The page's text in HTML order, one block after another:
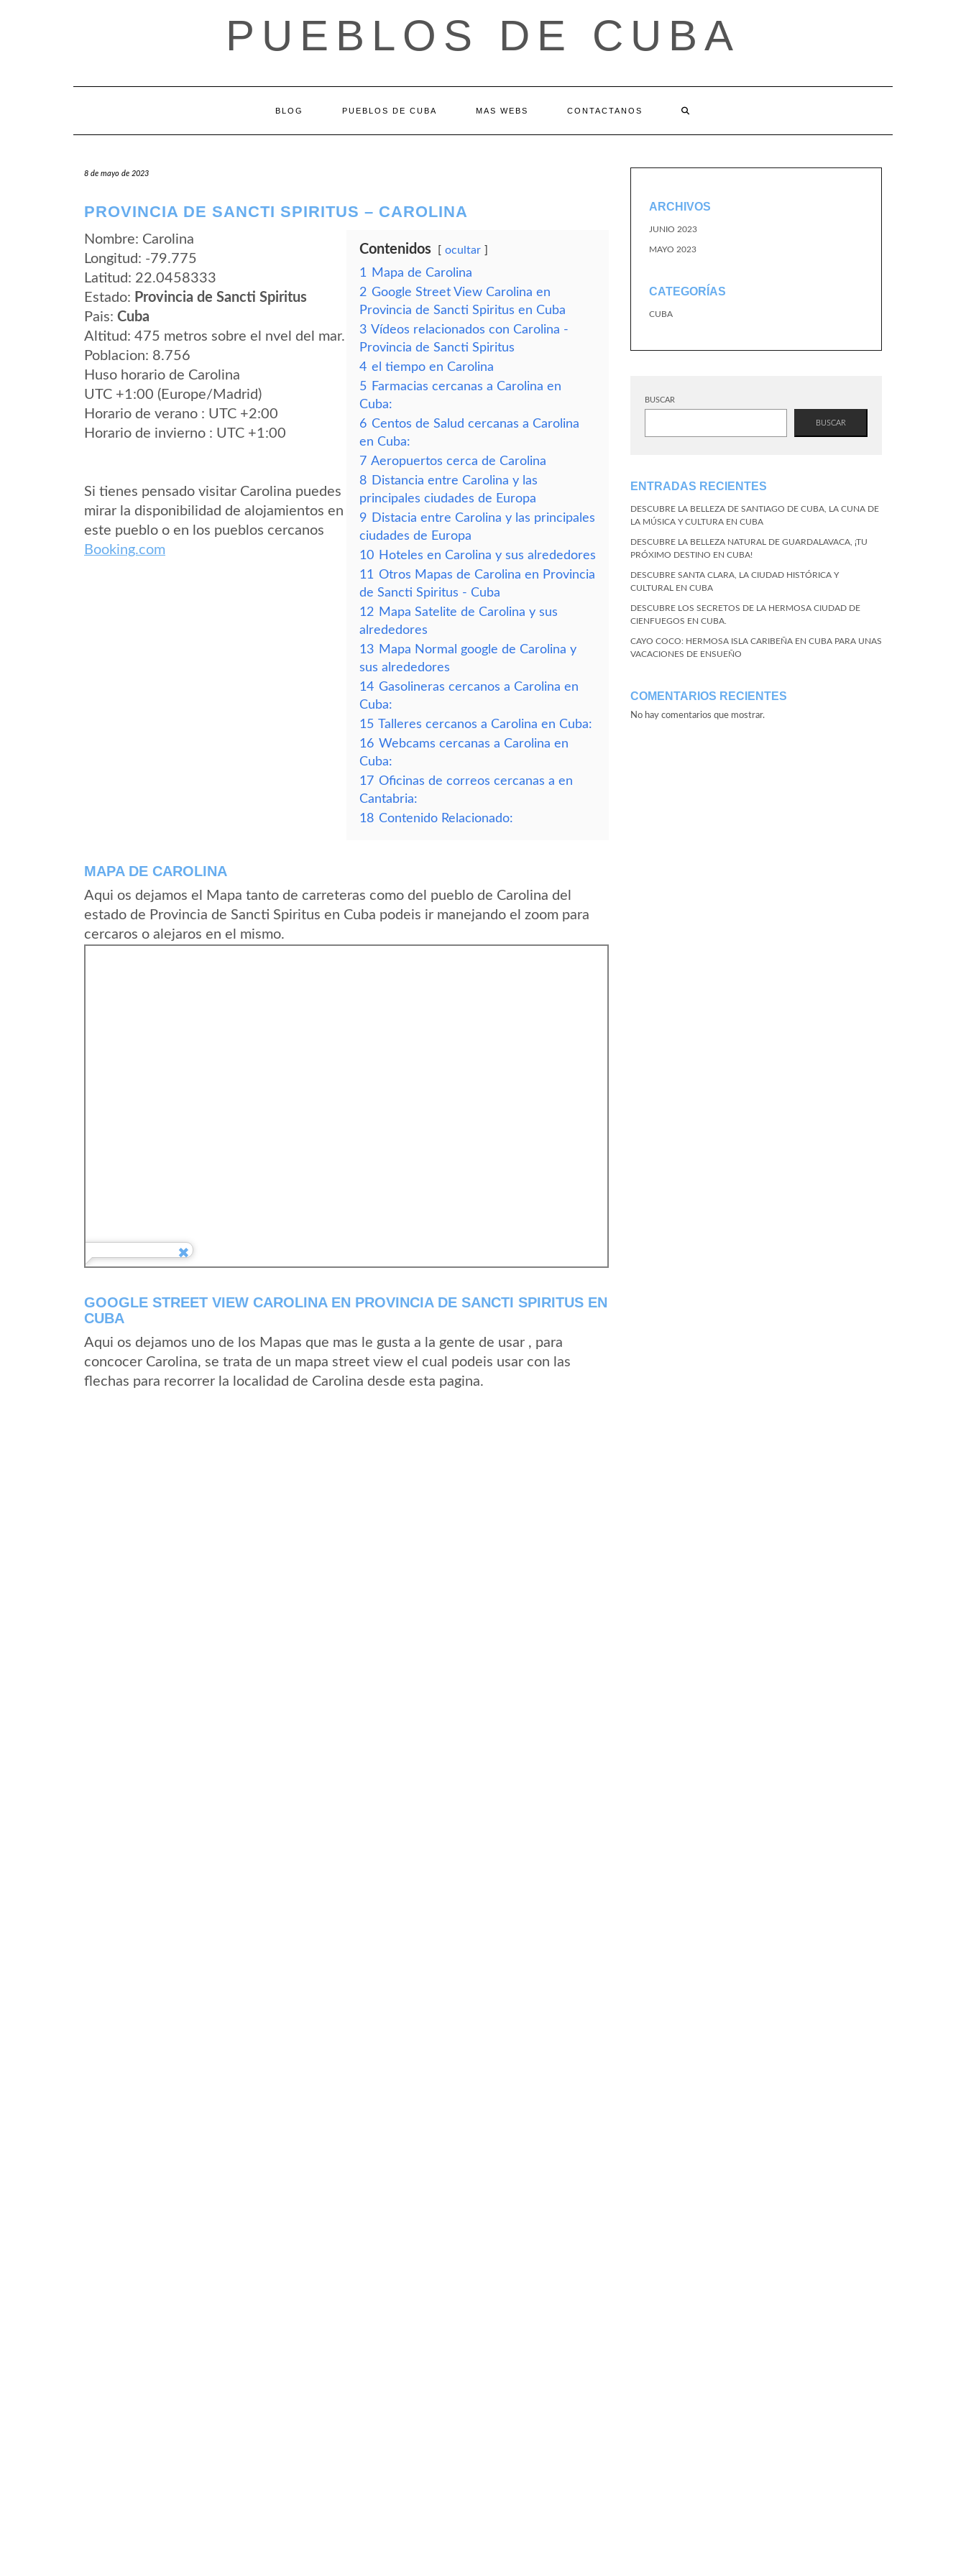
PUEBLOS DE CUBA
BLOG PUEBLOS DE CUBA MAS WEBS CONTACTANOS
8 de mayo de 2023
PROVINCIA DE SANCTI SPIRITUS – CAROLINA
Nombre: Carolina
Longitud: -79.775
Latitud: 22.0458333
Estado: Provincia de Sancti Spiritus
Pais: Cuba
Altitud: 475 metros sobre el nvel del mar.
Poblacion: 8.756
Huso horario de Carolina
UTC +1:00 (Europe/Madrid)
Horario de verano : UTC +2:00
Horario de invierno : UTC +1:00
Si tienes pensado visitar Carolina puedes
mirar la disponibilidad de alojamientos en
este pueblo o en los pueblos cercanos
Booking.com
Contenidos ocultar
1
Mapa de Carolina
2 Google Street View Carolina en
Provincia de Sancti Spiritus en Cuba
3 Vídeos relacionados con Carolina -
Provincia de Sancti Spiritus
4 el tiempo en Carolina
5 Farmacias cercanas a Carolina en
Cuba:
6 Centos de Salud cercanas a Carolina
en Cuba:
7 Aeropuertos cerca de Carolina
8 Distancia entre Carolina y las
principales ciudades de Europa
9 Distacia entre Carolina y las principales
ciudades de Europa
10 Hoteles en Carolina y sus alrededores
11 Otros Mapas de Carolina en Provincia
de Sancti Spiritus - Cuba
12 Mapa Satelite de Carolina y sus
alrededores
13 Mapa Normal google de Carolina y
sus alrededores
14 Gasolineras cercanos a Carolina en
Cuba:
15 Talleres cercanos a Carolina en Cuba:
16 Webcams cercanas a Carolina en
Cuba:
17 Oficinas de correos cercanas a en
Cantabria:
18 Contenido Relacionado:
MAPA DE CAROLINA
Aqui os dejamos el Mapa tanto de carreteras como del pueblo de Carolina del
estado de Provincia de Sancti Spiritus en Cuba podeis ir manejando el zoom para
cercaros o alejaros en el mismo.
GOOGLE STREET VIEW CAROLINA EN PROVINCIA DE SANCTI SPIRITUS EN
CUBA
Aqui os dejamos uno de los Mapas que mas le gusta a la gente de usar , para
concocer Carolina, se trata de un mapa street view el cual podeis usar con las
flechas para recorrer la localidad de Carolina desde esta pagina.
ARCHIVOS
JUNIO 2023
MAYO 2023
CATEGORÍAS
CUBA
BUSCAR
BUSCAR
ENTRADAS RECIENTES
DESCUBRE LA BELLEZA DE SANTIAGO DE CUBA, LA CUNA DE
LA MÚSICA Y CULTURA EN CUBA
DESCUBRE LA BELLEZA NATURAL DE GUARDALAVACA, ¡TU
PRÓXIMO DESTINO EN CUBA!
DESCUBRE SANTA CLARA, LA CIUDAD HISTÓRICA Y
CULTURAL EN CUBA
DESCUBRE LOS SECRETOS DE LA HERMOSA CIUDAD DE
CIENFUEGOS EN CUBA.
CAYO COCO: HERMOSA ISLA CARIBEÑA EN CUBA PARA UNAS
VACACIONES DE ENSUEÑO
COMENTARIOS RECIENTES
No hay comentarios que mostrar.